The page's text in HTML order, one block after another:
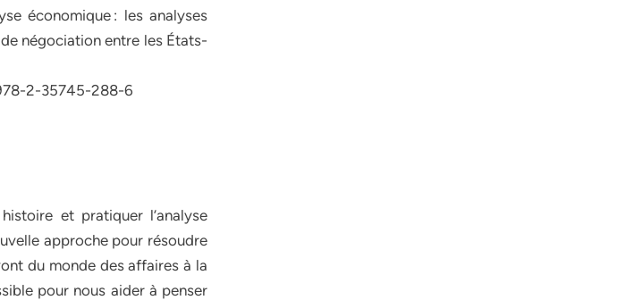
économique : les analyses
négociation entre les États-
2-35745-288-6
et pratiquer l’analyse
approche pour résoudre
du monde des affaires à la
pour nous aider à penser